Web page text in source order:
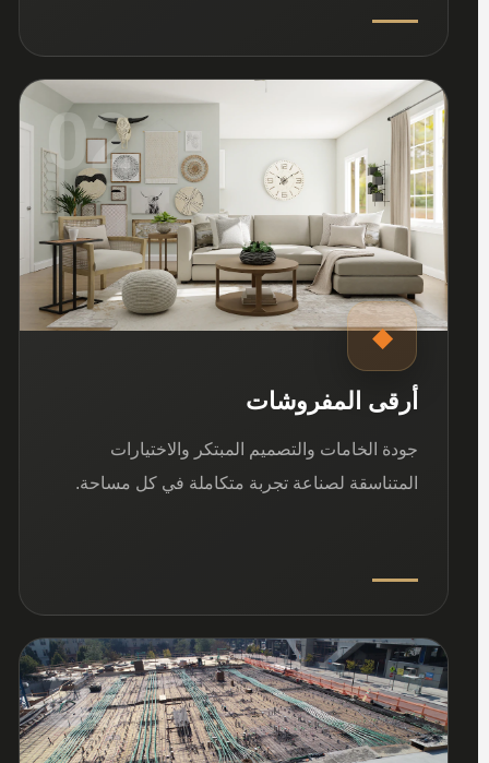
02
◆
أرقى المفروشات
جودة الخامات والتصميم المبتكر والاختيارات
المتناسقة لصناعة تجربة متكاملة في كل مساحة.
03